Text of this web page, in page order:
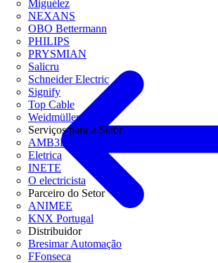
Miguélez
NEXANS
OBO Bettermann
PHILIPS
PRYSMIAN
Salicru
Schneider Electric
Signify
Top Cable
Weidmüller
Serviços para o Setor
AMB3E
Eletrica
INETE
O electricista
Parceiro do Setor
ANIMEE
KNX Portugal
Distribuidor
Bresimar Automação
FFonseca